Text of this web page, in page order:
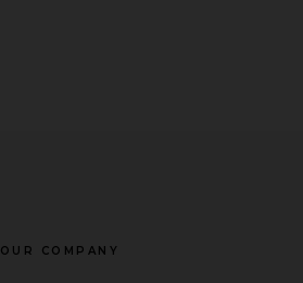
OUR COMPANY